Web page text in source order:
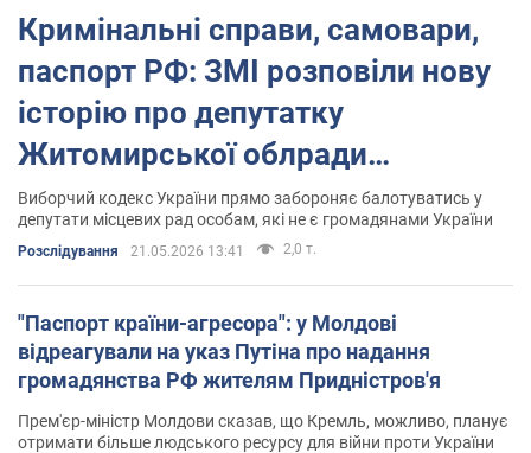
Кримінальні справи, самовари,
паспорт РФ: ЗМІ розповіли нову
історію про депутатку
Житомирської облради
Костюшко
Виборчий кодекс України прямо забороняє балотуватись у
депутати місцевих рад особам, які не є громадянами України
Розслідування 21.05.2026 13:41 2,0 т.
"Паспорт країни-агресора": у Молдові
відреагували на указ Путіна про надання
громадянства РФ жителям Придністров'я
Прем'єр-міністр Молдови сказав, що Кремль, можливо, планує
отримати більше людського ресурсу для війни проти України